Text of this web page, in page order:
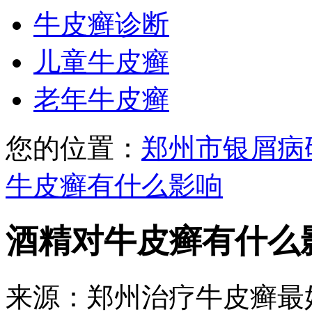
牛皮癣诊断
儿童牛皮癣
老年牛皮癣
您的位置： 郑州市银屑病
牛皮癣有什么影响
酒精对牛皮癣有什么
来源：郑州治疗牛皮癣